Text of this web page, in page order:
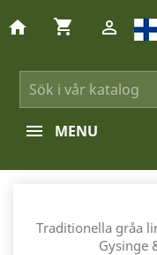
home shopping_cart 
MENU
Traditionella gråa
Gysinge